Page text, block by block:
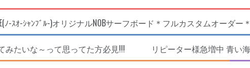
告～
ﾉ-ｽｵ-ｼｬﾝﾌﾞﾙ-)オリジナルNOBサーフボード＊フルカスタムオーダー＊
みたいな～って思ってた方必見!!! リピーター様急増中 青い海